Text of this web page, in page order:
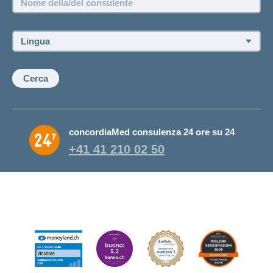
della/del
Lingua:
Cerca
concordiaMed consulenza 24 ore su 24
+41 41 210 02 50